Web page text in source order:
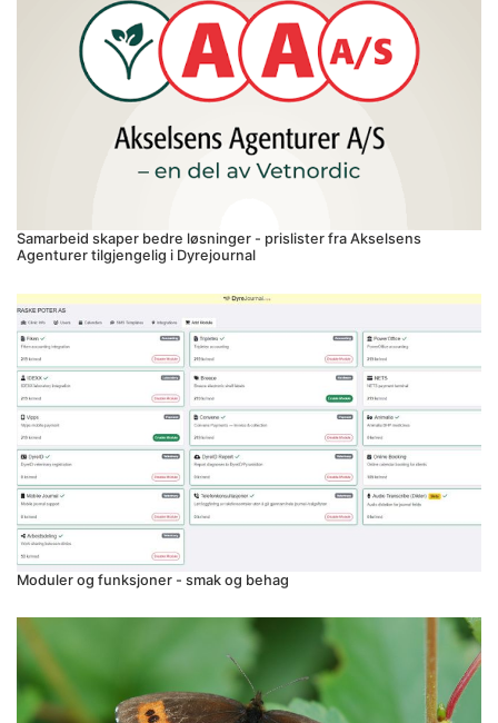
Samarbeid skaper bedre løsninger - prislister fra Akselsens
Agenturer tilgjengelig i Dyrejournal
Moduler og funksjoner - smak og behag